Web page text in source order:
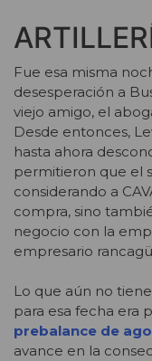
Fue esa misma
desesperación a
viejo amigo, el
Desde entonces,
hasta ahora
permitieron que el
considerando a
compra, sino
negocio con la
empresario
Lo que aún no
para esa fecha era
prebalance de
avance en la